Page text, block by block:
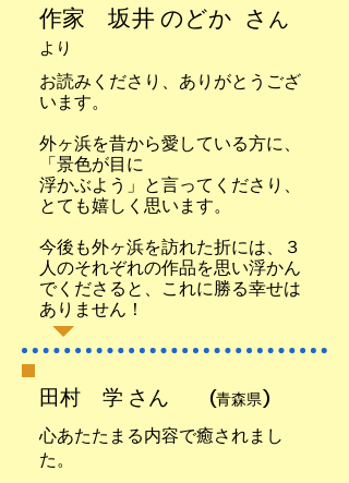
作家 坂井 のどか さ ん
より
お読みくださり、ありがとうござ
います。
外ヶ浜を昔から愛している方に、
「景色が目に
浮かぶよう」と言ってくださり、
とても嬉しく思います。
今後も外ヶ浜を訪れた折には、３
人のそれぞれの作品を思い浮かん
でくださると、これに勝る幸せは
ありません！
田村 学 さん (青森県)
心あたたまる内容で癒されまし
た。